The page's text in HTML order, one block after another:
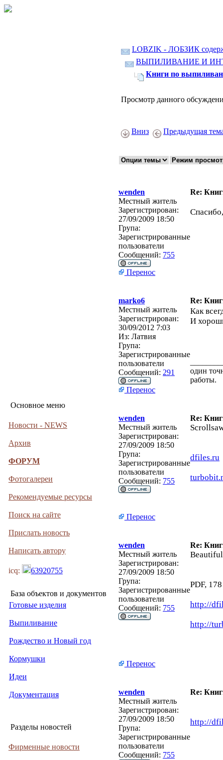
Основное меню
Новости - NEWS
Архив
ФОРУМ
Фотогалереи
Рекомендуемые ресурсы
Поиск на сайте
Прислать новость
Написать автору
icq: 63920755
База объектов и документов
Готовые изделия
Выпиливание
Рождество и Новый год
Кормушки
Идеи
Документация
Разделы новостей
Фирменные новости
LOBZIK - ЛОБЗИК
ВЫПИЛИВАНИЕ И
Книги по
Просмотр данного
Вниз Предыдущая
wenden
Re:
Местный житель
Зарегистрирован:
27/09/2009 18:50
Група:
Зарегистрированные
пользователи
Сообщений: 755
Перенос
marko6
Re:
Местный житель
Зарегистрирован:
30/09/2012 7:03
Из: Латвия
Група:
Зарегистрированные
пользователи
Сообщений: 291
Как
И
один
работы.
Перенос
wenden
Re:
Местный житель
Зарегистрирован:
27/09/2009 18:50
Група:
Зарегистрированные
пользователи
Сообщений: 755
dfiles.ru
Перенос
wenden
Re:
Местный житель
Зарегистрирован:
27/09/2009 18:50
Група:
Зарегистрированные
пользователи
Сообщений: 755
PDF,
http://
http://
Перенос
wenden
Re:
Местный житель
Зарегистрирован:
27/09/2009 18:50
Група:
Зарегистрированные
пользователи
Сообщений: 755
http://